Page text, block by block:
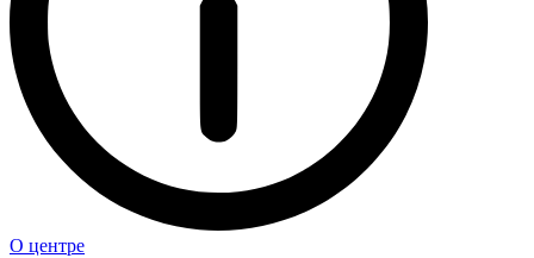
О центре